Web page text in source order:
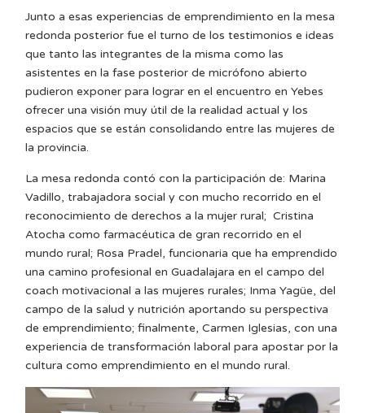
Junto a esas experiencias de emprendimiento en la mesa
redonda posterior fue el turno de los testimonios e ideas
que tanto las integrantes de la misma como las
asistentes en la fase posterior de micrófono abierto
pudieron exponer para lograr en el encuentro en Yebes
ofrecer una visión muy útil de la realidad actual y los
espacios que se están consolidando entre las mujeres de
la provincia.
La mesa redonda contó con la participación de: Marina
Vadillo, trabajadora social y con mucho recorrido en el
reconocimiento de derechos a la mujer rural; Cristina
Atocha como farmacéutica de gran recorrido en el
mundo rural; Rosa Pradel, funcionaria que ha emprendido
una camino profesional en Guadalajara en el campo del
coach motivacional a las mujeres rurales; Inma Yagüe, del
campo de la salud y nutrición aportando su perspectiva
de emprendimiento; finalmente, Carmen Iglesias, con una
experiencia de transformación laboral para apostar por la
cultura como emprendimiento en el mundo rural.